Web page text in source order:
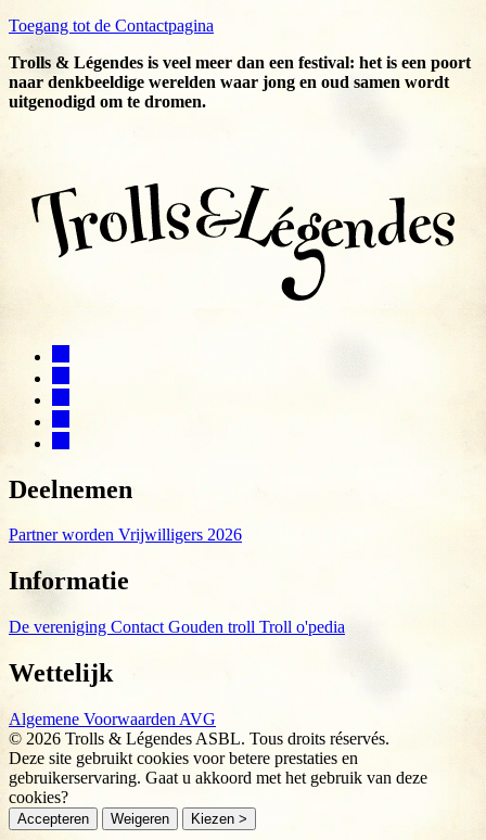
Toegang tot de Contactpagina
Trolls & Légendes is veel meer dan een festival: het is een poort
naar denkbeeldige werelden waar jong en oud samen wordt
uitgenodigd om te dromen.
Deelnemen
Partner worden Vrijwilligers 2026
Informatie
De vereniging Contact Gouden troll Troll o'pedia
Wettelijk
Algemene Voorwaarden AVG
© 2026 Trolls & Légendes ASBL. Tous droits réservés.
Deze site gebruikt cookies voor betere prestaties en
gebruikerservaring. Gaat u akkoord met het gebruik van deze
cookies?
Accepteren Weigeren Kiezen >